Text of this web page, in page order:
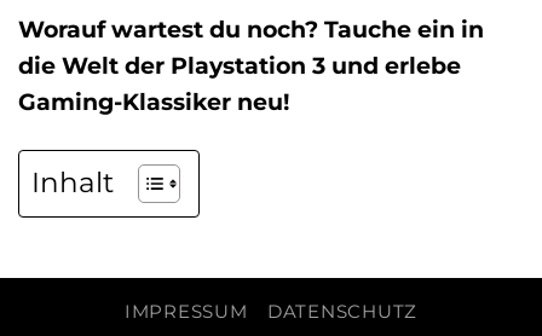
Worauf wartest du noch? Tauche ein in
die Welt der Playstation 3 und erlebe
Gaming-Klassiker neu!
Inhalt
IMPRESSUM DATENSCHUTZ